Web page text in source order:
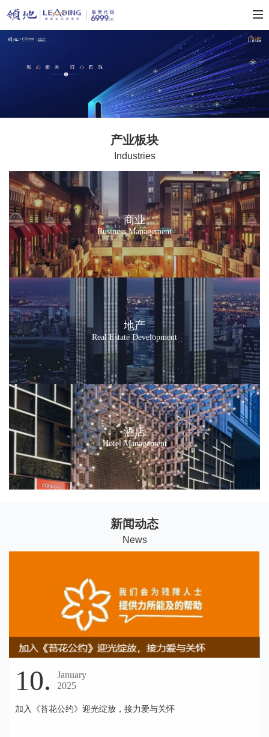
产业板块
Industries
商业
Business Management
地产
Real Estate Development
酒店
Hotel Management
新闻动态
News
10.
January
2025
加入《苔花公约》迎光绽放，接力爱与关怀